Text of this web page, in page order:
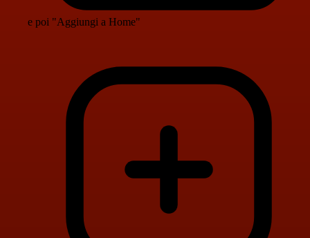
e poi "Aggiungi a Home"